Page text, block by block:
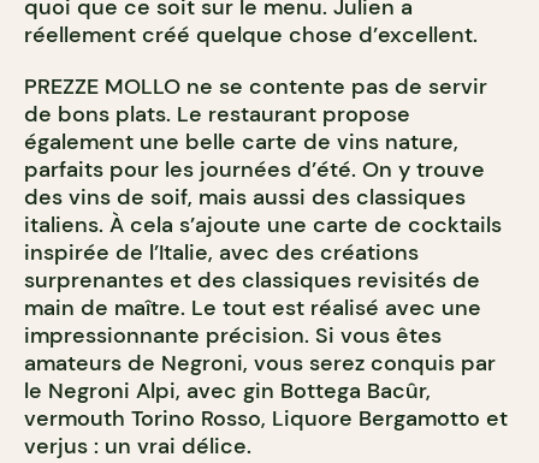
quoi que ce soit sur le menu. Julien a
réellement créé quelque chose d’excellent.
PREZZE MOLLO ne se contente pas de servir
de bons plats. Le restaurant propose
également une belle carte de vins nature,
parfaits pour les journées d’été. On y trouve
des vins de soif, mais aussi des classiques
italiens. À cela s’ajoute une carte de cocktails
inspirée de l’Italie, avec des créations
surprenantes et des classiques revisités de
main de maître. Le tout est réalisé avec une
impressionnante précision. Si vous êtes
amateurs de Negroni, vous serez conquis par
le Negroni Alpi, avec gin Bottega Bacûr,
vermouth Torino Rosso, Liquore Bergamotto et
verjus : un vrai délice.